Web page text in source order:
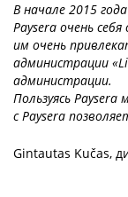
В начале 2015
Paysera очень
им очень
администрации
администрации.
Пользуясь
с Paysera
Gintautas Kučas,